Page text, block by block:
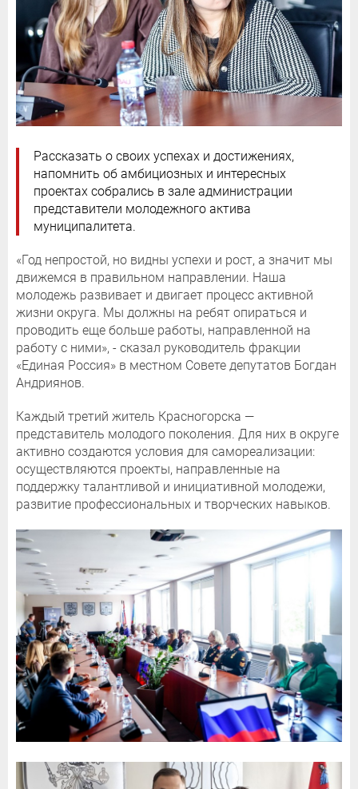
Рассказать о своих успехах и достижениях,
напомнить об амбициозных и интересных
проектах собрались в зале администрации
представители молодежного актива
муниципалитета.
«Год непростой, но видны успехи и рост, а значит мы
движемся в правильном направлении. Наша
молодежь развивает и двигает процесс активной
жизни округа. Мы должны на ребят опираться и
проводить еще больше работы, направленной на
работу с ними», - сказал руководитель фракции
«Единая Россия» в местном Совете депутатов Богдан
Андриянов.
Каждый третий житель Красногорска —
представитель молодого поколения. Для них в округе
активно создаются условия для самореализации:
осуществляются проекты, направленные на
поддержку талантливой и инициативной молодежи,
развитие профессиональных и творческих навыков.